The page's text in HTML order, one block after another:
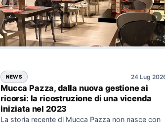
NEWS 24 Lug
Mucca Pazza, dalla nuova gestione ai
ricorsi: la ricostruzione di una vicenda
iniziata nel 2023
La storia recente di Mucca Pazza non nasce con